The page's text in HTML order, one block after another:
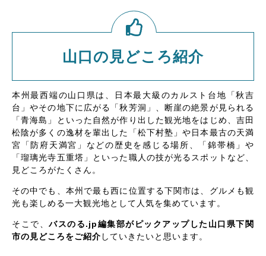
山口の見どころ紹介
本州最西端の山口県は、日本最大級のカルスト台地「秋吉
台」やその地下に広がる「秋芳洞」、断崖の絶景が見られる
「青海島」といった自然が作り出した観光地をはじめ、吉田
松陰が多くの逸材を輩出した「松下村塾」や日本最古の天満
宮「防府天満宮」などの歴史を感じる場所、「錦帯橋」や
「瑠璃光寺五重塔」といった職人の技が光るスポットなど、
見どころがたくさん。
その中でも、本州で最も西に位置する下関市は、グルメも観
光も楽しめる一大観光地として人気を集めています。
そこで、バスのる.jp編集部がピックアップした山口県下関
市の見どころをご紹介 していきたいと思います。